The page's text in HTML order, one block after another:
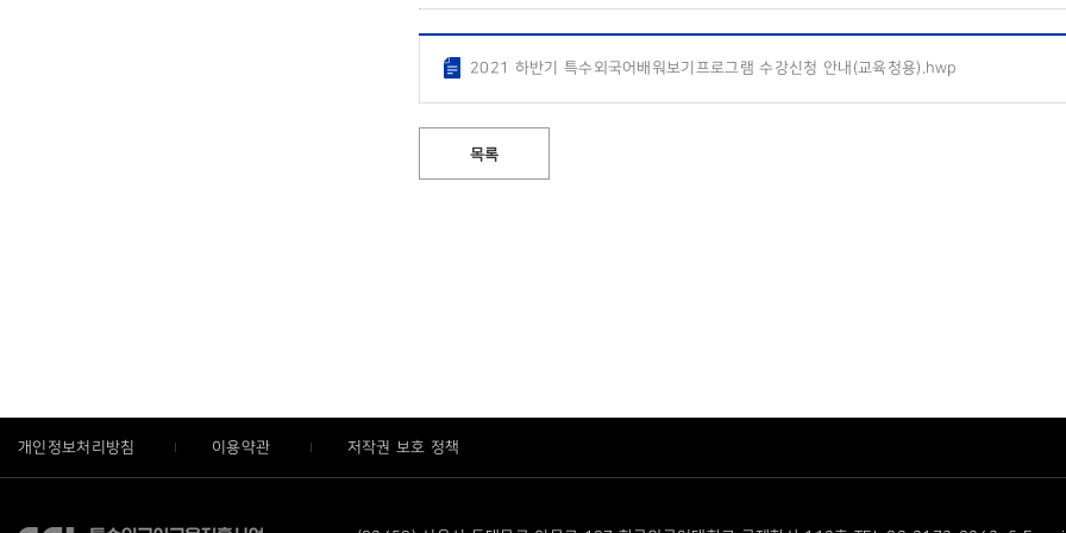
2021 하반기 특수외국어배워보기프로그램 수강신청 안내(교육청용).hwp
목록
개인정보처리방침 이용약관 저작권 보호 정책